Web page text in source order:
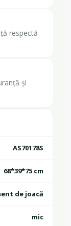
respectă
și
AS70178S
68*39*75 cm
de joacă
mic